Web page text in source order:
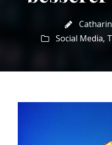
Social Media,